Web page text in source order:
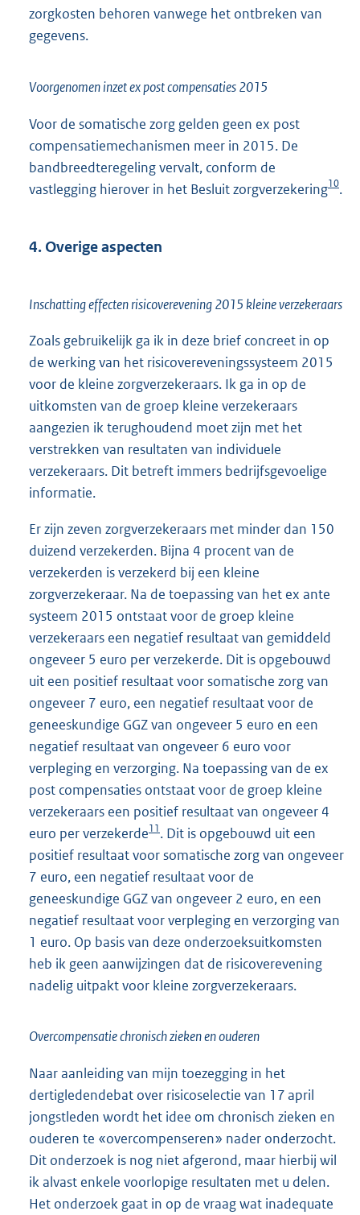
zorgkosten behoren vanwege het ontbreken van
gegevens.
Voorgenomen inzet ex post compensaties 2015
Voor de somatische zorg gelden geen ex post
compensatiemechanismen meer in 2015. De
bandbreedteregeling vervalt, conform de
vastlegging hierover in het Besluit zorgverzekering10.
4. Overige aspecten
Inschatting effecten risicoverevening 2015 kleine verzekeraars
Zoals gebruikelijk ga ik in deze brief concreet in op
de werking van het risicovereveningssysteem 2015
voor de kleine zorgverzekeraars. Ik ga in op de
uitkomsten van de groep kleine verzekeraars
aangezien ik terughoudend moet zijn met het
verstrekken van resultaten van individuele
verzekeraars. Dit betreft immers bedrijfsgevoelige
informatie.
Er zijn zeven zorgverzekeraars met minder dan 150
duizend verzekerden. Bijna 4 procent van de
verzekerden is verzekerd bij een kleine
zorgverzekeraar. Na de toepassing van het ex ante
systeem 2015 ontstaat voor de groep kleine
verzekeraars een negatief resultaat van gemiddeld
ongeveer 5 euro per verzekerde. Dit is opgebouwd
uit een positief resultaat voor somatische zorg van
ongeveer 7 euro, een negatief resultaat voor de
geneeskundige GGZ van ongeveer 5 euro en een
negatief resultaat van ongeveer 6 euro voor
verpleging en verzorging. Na toepassing van de ex
post compensaties ontstaat voor de groep kleine
verzekeraars een positief resultaat van ongeveer 4
euro per verzekerde11. Dit is opgebouwd uit een
positief resultaat voor somatische zorg van ongeveer
7 euro, een negatief resultaat voor de
geneeskundige GGZ van ongeveer 2 euro, en een
negatief resultaat voor verpleging en verzorging van
1 euro. Op basis van deze onderzoeksuitkomsten
heb ik geen aanwijzingen dat de risicoverevening
nadelig uitpakt voor kleine zorgverzekeraars.
Overcompensatie chronisch zieken en ouderen
Naar aanleiding van mijn toezegging in het
dertigledendebat over risicoselectie van 17 april
jongstleden wordt het idee om chronisch zieken en
ouderen te «overcompenseren» nader onderzocht.
Dit onderzoek is nog niet afgerond, maar hierbij wil
ik alvast enkele voorlopige resultaten met u delen.
Het onderzoek gaat in op de vraag wat inadequate